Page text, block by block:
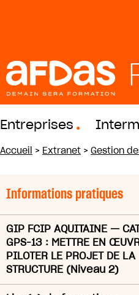
Entreprises
Accueil > Extranet > Gestion
Informations pratiques
GIP FCIP AQUITAINE —
GPS-13 : METTRE EN
PILOTER LE PROJET DE LA
STRUCTURE (Niveau 2)